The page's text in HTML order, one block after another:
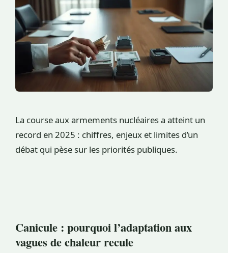
La course aux armements nucléaires a atteint un
record en 2025 : chiffres, enjeux et limites d’un
débat qui pèse sur les priorités publiques.
Canicule : pourquoi l’adaptation aux
vagues de chaleur recule